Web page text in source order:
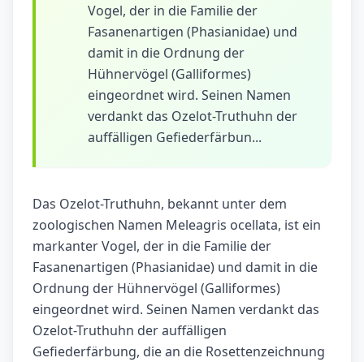
Vogel, der in die Familie der
Fasanenartigen (Phasianidae) und
damit in die Ordnung der
Hühnervögel (Galliformes)
eingeordnet wird. Seinen Namen
verdankt das Ozelot-Truthuhn der
auffälligen Gefiederfärbun...
Das Ozelot-Truthuhn, bekannt unter dem
zoologischen Namen Meleagris ocellata, ist ein
markanter Vogel, der in die Familie der
Fasanenartigen (Phasianidae) und damit in die
Ordnung der Hühnervögel (Galliformes)
eingeordnet wird. Seinen Namen verdankt das
Ozelot-Truthuhn der auffälligen
Gefiederfärbung, die an die Rosettenzeichnung